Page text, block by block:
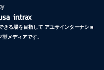
きる場を目指して アユサインターナショ
メディアです。